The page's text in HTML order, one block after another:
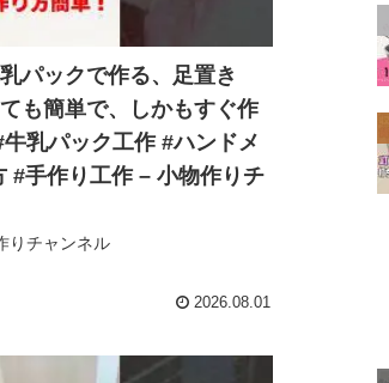
パックで作る、足置き
も簡単で、しかもすぐ作
乳パック工作 #ハンドメ
#手作り工作 – 小物作りチ
りチャンネル
2026.08.01